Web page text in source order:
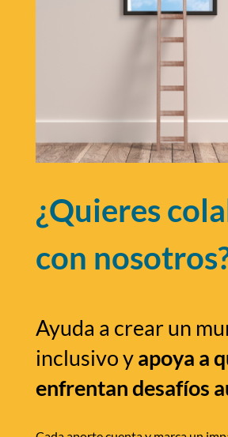
¿Quieres
con
Ayuda a crear un
inclusivo yapoya a
enfrentan desafíos